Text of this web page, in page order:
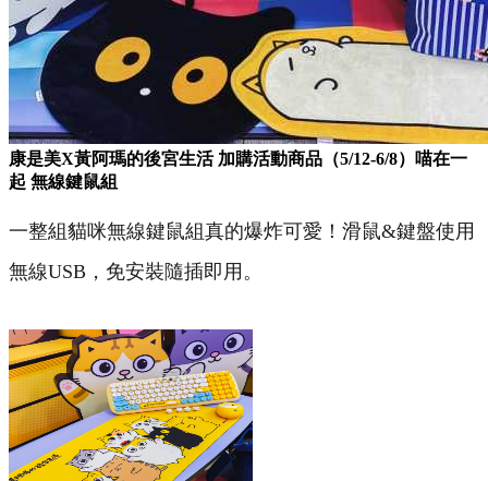
康是美X黃阿瑪的後宮生活 加購活動商品（5/12-6/8）
喵在一
起 無線鍵鼠組
一整組貓咪無線鍵鼠組真的爆炸可愛！滑鼠&鍵盤使用
無線USB，免安裝隨插即用。